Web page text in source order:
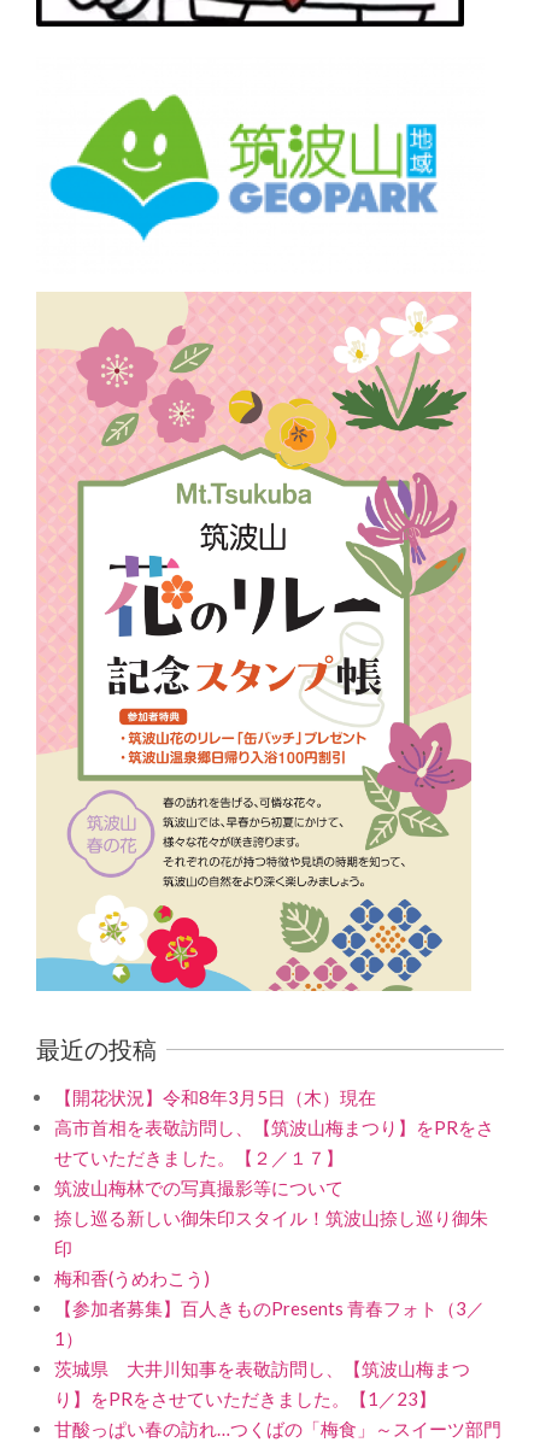
最近の投稿
【開花状況】令和8年3月5日（木）現在
高市首相を表敬訪問し、【筑波山梅まつり】をPRをさ
せていただきました。【２／１７】
筑波山梅林での写真撮影等について
捺し巡る新しい御朱印スタイル！筑波山捺し巡り御朱
印
梅和香(うめわこう)
【参加者募集】百人きものPresents 青春フォト（3／
1）
茨城県 大井川知事を表敬訪問し、【筑波山梅まつ
り】をPRをさせていただきました。【1／23】
甘酸っぱい春の訪れ…つくばの「梅食」～スイーツ部門